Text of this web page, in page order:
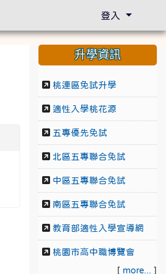
升學資訊
桃連區免試升學
適性入學桃花源
五專優先免試
北區五專聯合免試
中區五專聯合免試
南區五專聯合免試
教育部適性入學宣導網
桃園市高中職博覽會
[ more... ]
登入